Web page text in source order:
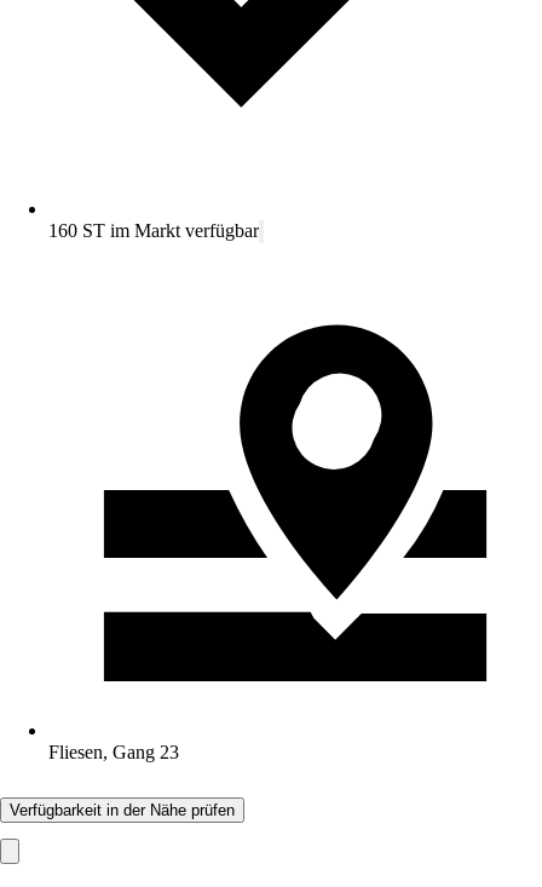
160 ST im Markt verfügbar
Fliesen, Gang 23
Verfügbarkeit in der Nähe prüfen